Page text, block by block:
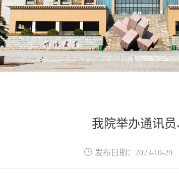
我院举办通讯员
发布日期：2023-10-29